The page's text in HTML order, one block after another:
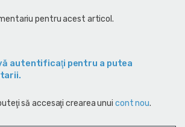
pentru acest articol.
autentificaţi pentru a putea
să accesaţi crearea unui cont nou.